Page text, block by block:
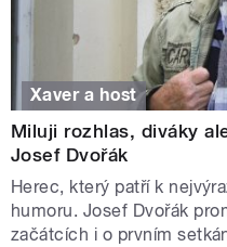
Xaver a host
Miluji rozhlas, diváky
Josef Dvořák
Herec, který patří k
humoru. Josef Dvořák
začátcích i o prvním